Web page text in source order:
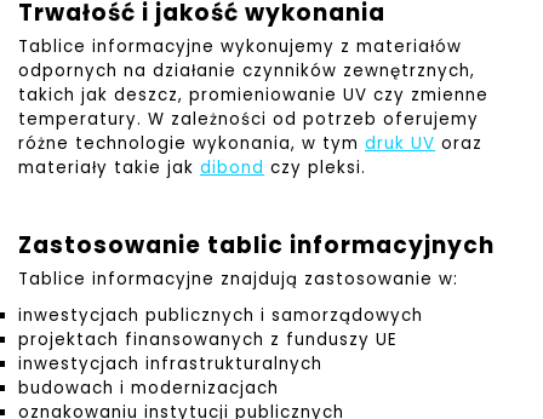
Trwałość i jakość wykonania
Tablice informacyjne wykonujemy z materiałów
odpornych na działanie czynników zewnętrznych,
takich jak deszcz, promieniowanie UV czy zmienne
temperatury. W zależności od potrzeb oferujemy
różne technologie wykonania, w tym druk UV oraz
materiały takie jak dibond czy pleksi.
Zastosowanie tablic informacyjnych
Tablice informacyjne znajdują zastosowanie w:
inwestycjach publicznych i samorządowych
projektach finansowanych z funduszy UE
inwestycjach infrastrukturalnych
budowach i modernizacjach
oznakowaniu instytucji publicznych